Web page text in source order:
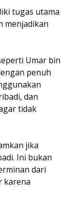
tugas utama
menjadikan
Umar bin
penuh
dan
tidak
jika
Ini bukan
dari
karena